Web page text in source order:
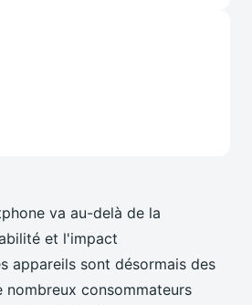
va au-delà de la
et l'impact
appareils sont désormais des
nombreux consommateurs